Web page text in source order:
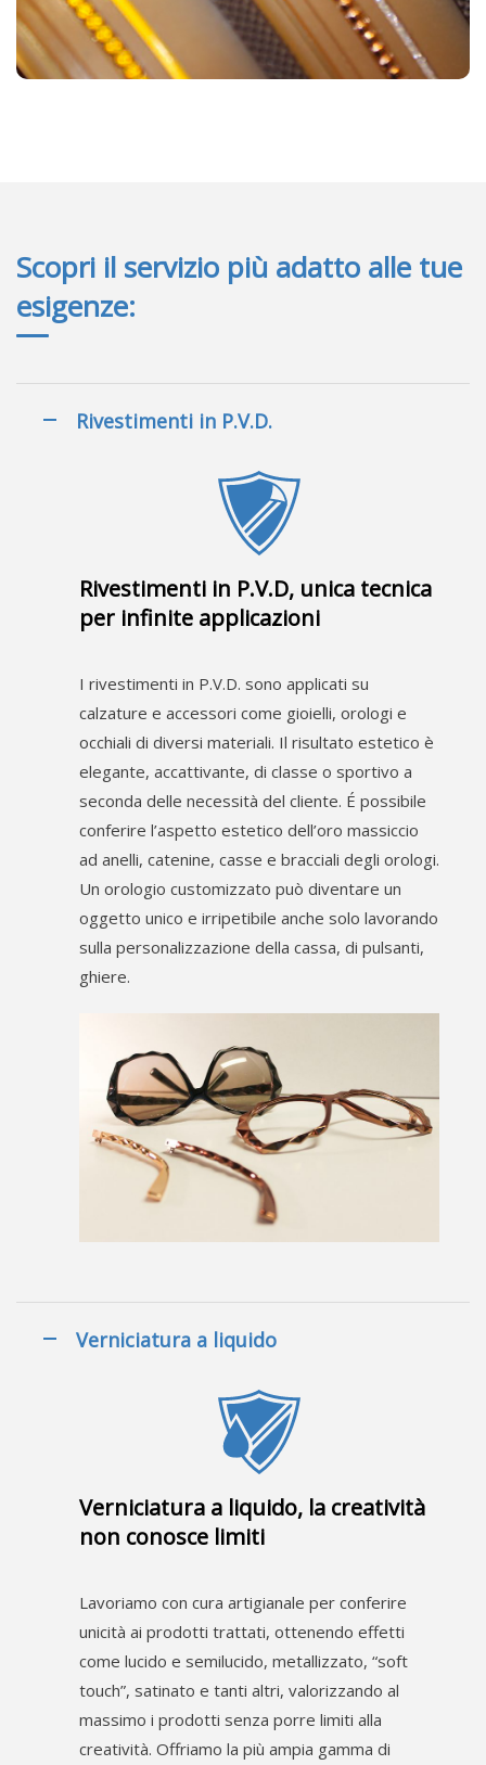
Scopri il servizio più adatto alle tue
esigenze:
Rivestimenti in P.V.D.
Rivestimenti in P.V.D, unica tecnica
per infinite applicazioni
I rivestimenti in P.V.D. sono applicati su
calzature e accessori come gioielli, orologi e
occhiali di diversi materiali. Il risultato estetico è
elegante, accattivante, di classe o sportivo a
seconda delle necessità del cliente. É possibile
conferire l’aspetto estetico dell’oro massiccio
ad anelli, catenine, casse e bracciali degli orologi.
Un orologio customizzato può diventare un
oggetto unico e irripetibile anche solo lavorando
sulla personalizzazione della cassa, di pulsanti,
ghiere.
Verniciatura a liquido
Verniciatura a liquido, la creatività
non conosce limiti
Lavoriamo con cura artigianale per conferire
unicità ai prodotti trattati, ottenendo effetti
come lucido e semilucido, metallizzato, “soft
touch”, satinato e tanti altri, valorizzando al
massimo i prodotti senza porre limiti alla
creatività. Offriamo la più ampia gamma di